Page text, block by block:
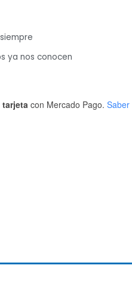
20.00USD.
ya nos conocen
tarjeta con Mercado Pago.